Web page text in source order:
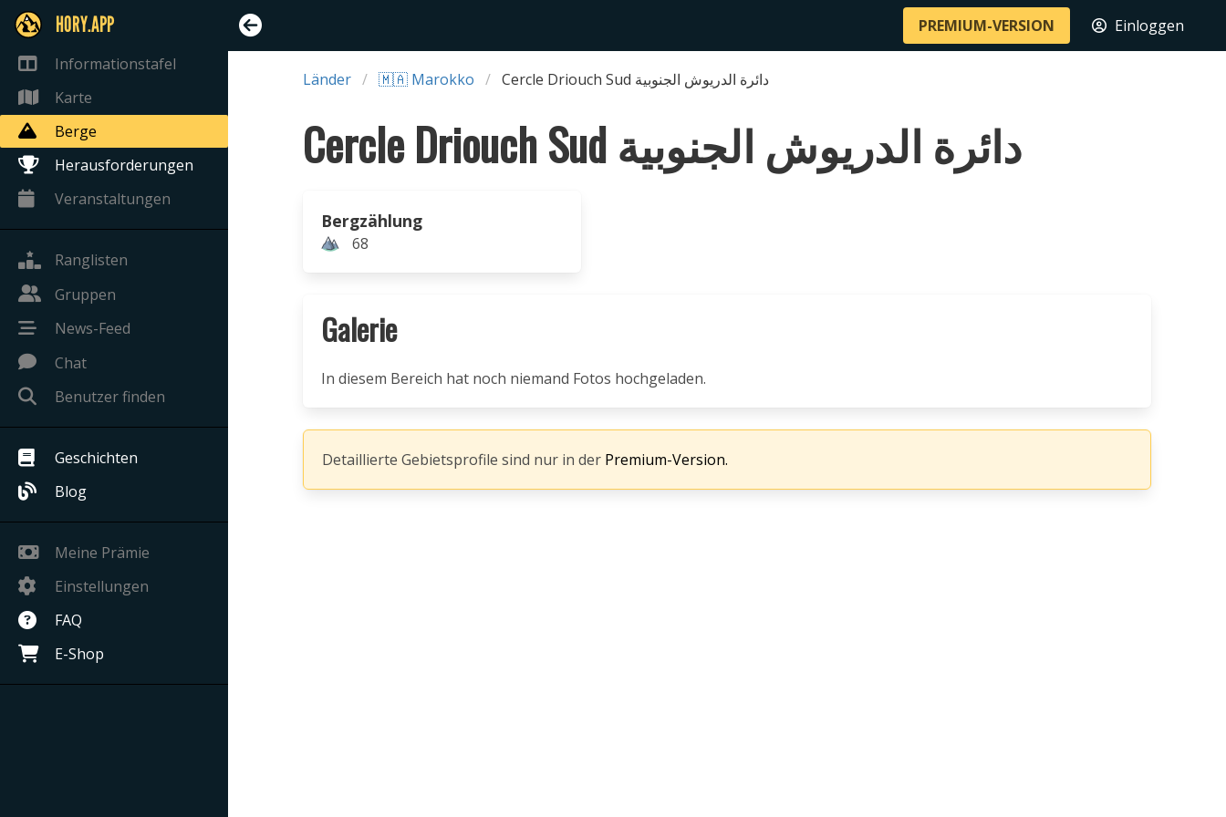
HORY.APP
Informationstafel
Karte
Berge
Herausforderungen
Veranstaltungen
Ranglisten
Gruppen
News-Feed
Chat
Benutzer finden
Geschichten
Blog
Meine Prämie
Einstellungen
FAQ
E-Shop
PREMIUM-VERSION Einloggen
Länder 🇲🇦 Marokko Cercle Driouch Sud دائرة الدريوش الجنوبية
Cercle Driouch Sud دائرة الدريوش الجنوبية
Bergzählung
68
Galerie
In diesem Bereich hat noch niemand Fotos hochgeladen.
Detaillierte Gebietsprofile sind nur in der Premium-Version.